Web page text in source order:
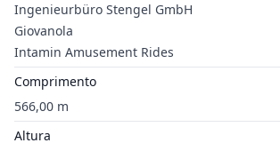
Ingenieurbüro Stengel GmbH
Giovanola
Intamin Amusement Rides
Comprimento
566,00 m
Altura